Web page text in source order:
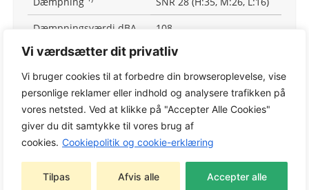
Vi værdsætter dit privatliv
Vi bruger cookies til at forbedre din browseroplevelse, vise
personlige reklamer eller indhold og analysere trafikken på
vores netsted. Ved at klikke på "Accepter Alle Cookies"
giver du dit samtykke til vores brug af
cookies. Cookiepolitik og cookie-erklæring
Tilpas Afvis alle Accepter alle
Dæmpningsværdi dBA
108
Hjelm, materiale
UV-stabilisered ABS
Hjelmindretning
4-punkts vändbar
Lysgennemsigtighed %
75
H-M-L: høj-, mellem- og lavfrekvens